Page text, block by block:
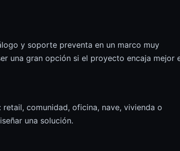
y soporte preventa en un marco muy
una gran opción si el proyecto encaja mejor
comunidad, oficina, nave, vivienda o
una solución.